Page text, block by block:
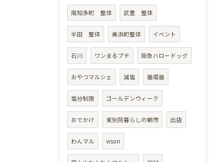
南知多町 整体 武豊 整体
半田 整体 美浜町整体 イベント
石川 ワンまるプチ 阪急ハロードッグ
おやつマルシェ 減塩 循環器
塩分制限 ゴールデンウィーク
おでかけ 東別院暮らしの朝市 出店
わんマル vison